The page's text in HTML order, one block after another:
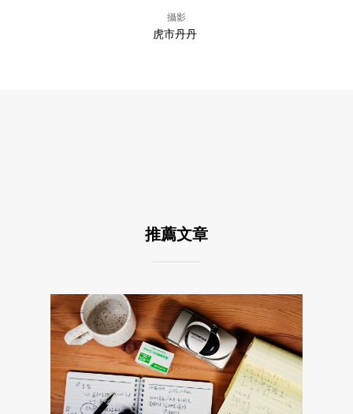
攝影
虎市丹丹
推薦文章